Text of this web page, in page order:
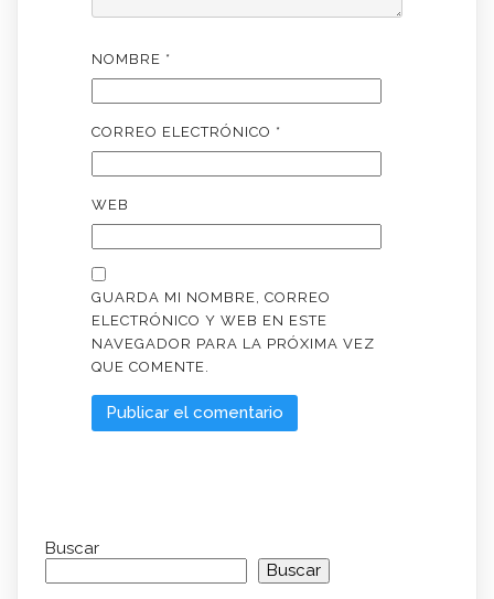
NOMBRE *
CORREO ELECTRÓNICO *
WEB
GUARDA MI NOMBRE, CORREO
ELECTRÓNICO Y WEB EN ESTE
NAVEGADOR PARA LA PRÓXIMA VEZ
QUE COMENTE.
Buscar
Buscar